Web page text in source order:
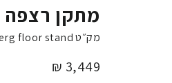
מתקן רצפה skierg floor stand
מק״טskierg floor stand
מחיר
3,449 ₪